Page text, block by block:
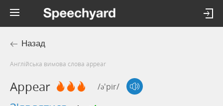
Назад
Англійська вимова слова appear
Appear /ə'pir/